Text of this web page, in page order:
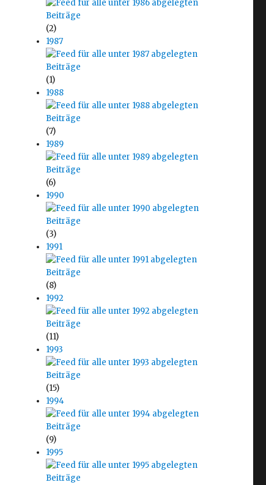
(2)
1987
(1)
1988
(7)
1989
(6)
1990
(3)
1991
(8)
1992
(11)
1993
(15)
1994
(9)
1995